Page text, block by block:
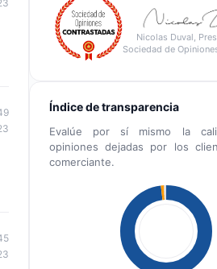
Nicolas Duval,
Sociedad de
Índice de transparencia
Evalúe por sí mismo la
opiniones dejadas por los
comerciante.